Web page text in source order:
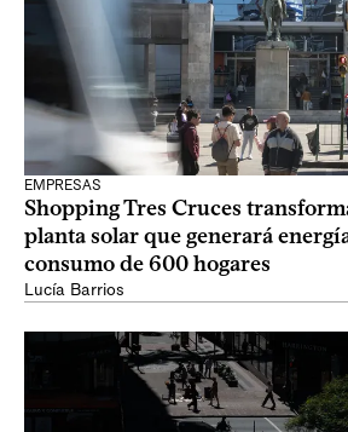
EMPRESAS
Shopping Tres Cruces
planta solar que generará
consumo de 600 hogares
Lucía Barrios